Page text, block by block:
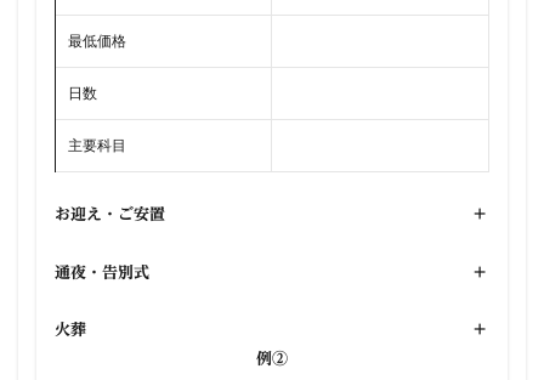
最低価格
日数
主要科目
お迎え・ご安置 +
通夜・告別式 +
火葬
+
例②